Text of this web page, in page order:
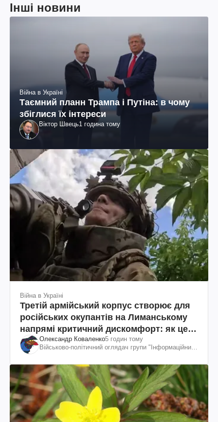
Інші новини
Війна в Україні
Таємний планн Трампа і Путіна: в чому
збіглися їх інтереси
Віктор Швець1 година тому
Війна в Україні
Третій армійський корпус створює для
російських окупантів на Лиманському
напрямі критичний дискомфорт: як це
вдалосяОлександр Коваленко5 годин тому
Військово-політичний оглядач групи "Інформаційний